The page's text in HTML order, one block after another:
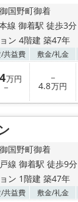
国野町御着
線 御着駅 徒歩3分
ン 4階建 築47年
/共益費 敷金/礼金
万円
－
－
4.8万円
国野町御着
線 御着駅 徒歩9分
ン 1階建 築47年
/共益費 敷金/礼金